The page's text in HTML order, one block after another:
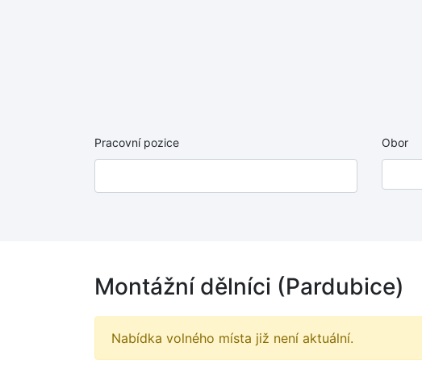
Pracovní pozice Obor
Montážní dělníci (Pardubice)
Nabídka volného místa již není aktuální.